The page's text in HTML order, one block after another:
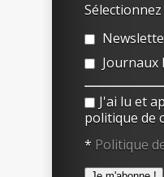
Journaux
J'ai lu et
politique de
* Politique